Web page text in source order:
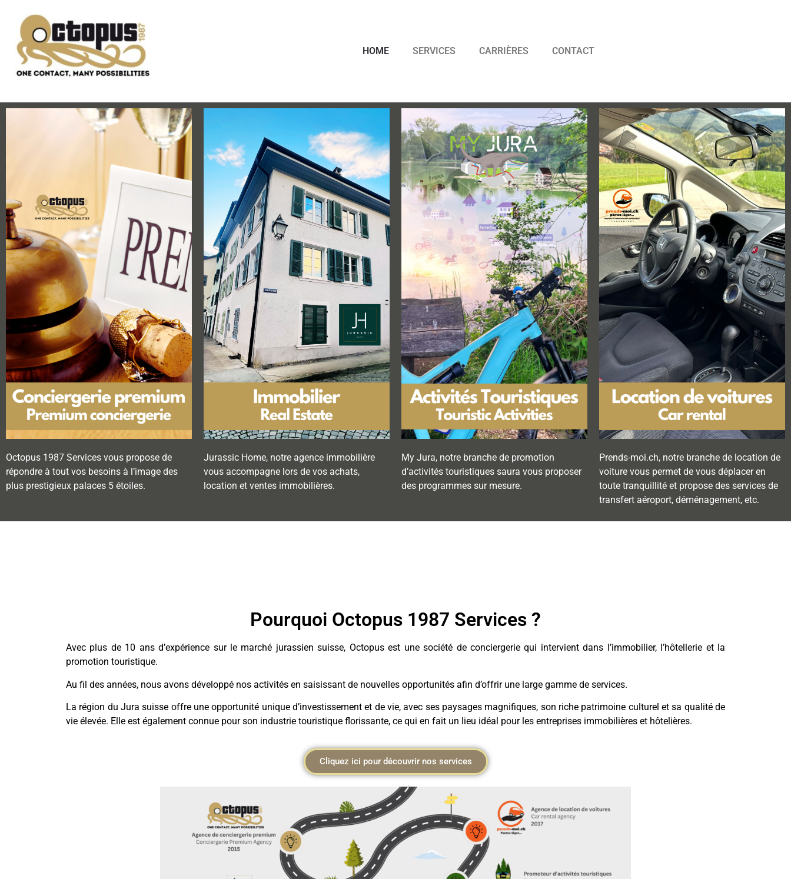
HOME SERVICES CARRIÈRES CONTACT
Octopus 1987 Services vous propose de
répondre à tout vos besoins à l’image des
plus prestigieux palaces 5 étoiles.
Jurassic Home, notre agence immobilière
vous accompagne lors de vos achats,
location et ventes immobilières.
My Jura, notre branche de promotion
d’activités touristiques saura vous proposer
des programmes sur mesure.
Prends-moi.ch, notre branche de location de
voiture vous permet de vous déplacer en
toute tranquillité et propose des services de
transfert aéroport, déménagement, etc.
Pourquoi Octopus 1987 Services ?
Avec plus de 10 ans d’expérience sur le marché jurassien suisse, Octopus est une société de conciergerie qui intervient dans l’immobilier, l’hôtellerie et la
promotion touristique.
Au fil des années, nous avons développé nos activités en saisissant de nouvelles opportunités afin d’offrir une large gamme de services.
La région du Jura suisse offre une opportunité unique d’investissement et de vie, avec ses paysages magnifiques, son riche patrimoine culturel et sa qualité de
vie élevée. Elle est également connue pour son industrie touristique florissante, ce qui en fait un lieu idéal pour les entreprises immobilières et hôtelières.
Cliquez ici pour découvrir nos services